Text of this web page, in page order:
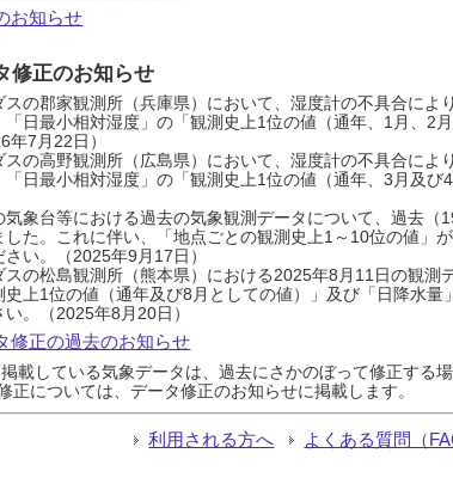
お知らせ
修正のお知らせ
スの郡家観測所（兵庫県）において、湿度計の不具合に
「日最小相対湿度」の「観測史上1位の値（通年、1月、2
年7月22日）
スの高野観測所（広島県）において、湿度計の不具合に
「日最小相対湿度」の「観測史上1位の値（通年、3月及
気象台等における過去の気象観測データについて、過去
した。これに伴い、「地点ごとの観測史上1～10位の値」
さい。（2025年9月17日）
スの松島観測所（熊本県）における2025年8月11日の観
史上1位の値（通年及び8月としての値）」及び「日降水
い。（2025年8月20日）
修正の過去のお知らせ
載している気象データは、過去にさかのぼって修正する
正については、データ修正のお知らせに掲載します。
利用される方へ よくある質問（